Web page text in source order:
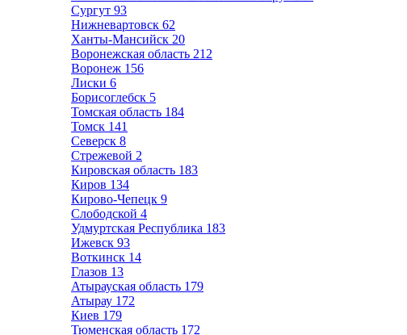
Сургут 93
Нижневартовск 62
Ханты-Мансийск 20
Воронежская область 212
Воронеж 156
Лиски 6
Борисоглебск 5
Томская область 184
Томск 141
Северск 8
Стрежевой 2
Кировская область 183
Киров 134
Кирово-Чепецк 9
Слободской 4
Удмуртская Республика 183
Ижевск 93
Воткинск 14
Глазов 13
Атырауская область 179
Атырау 172
Киев 179
Тюменская область 172